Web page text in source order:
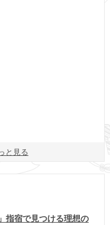
と見る
指宿で見つける理想の